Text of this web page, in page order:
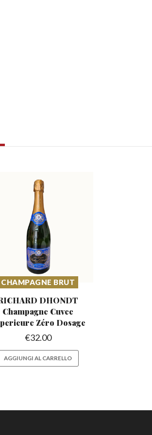
CHAMPAGNE BRUT
DHONDT
Champagne Cuvee
Zéro Dosage
€32.00
AGGIUNGI AL CARRELLO